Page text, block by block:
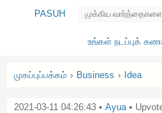
PASUH
உங்கள் நடப்புக்
முகப்புப்பக்கம் › Business › Idea
2021-03-11 04:26:43 • Ayua•